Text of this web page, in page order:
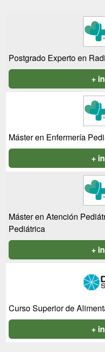
Postgrado Experto en
+
Máster en Enfermería
+
Máster en Atención
Pediátrica
+
Curso Superior de
+